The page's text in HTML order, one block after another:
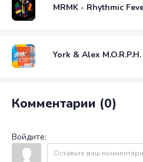
MRMK - Rhythmic
York & Alex
Комментарии (0)
Войдите: